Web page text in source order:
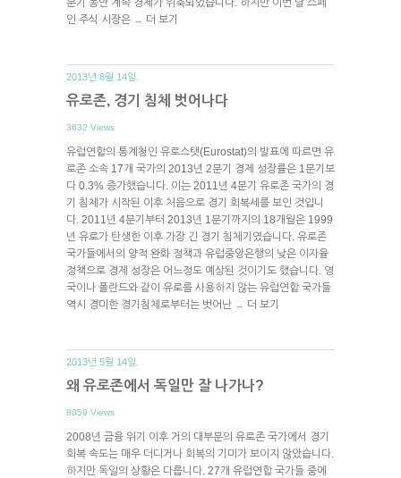
인 주식 시장은 → 더 보기
2013년 8월 14일.
유로존, 경기 침체 벗어나다
3632 Views
유럽연합의 통계청인 유로스탯(Eurostat)의 발표에 따르면 유
로존 소속 17개 국가의 2013년 2분기 경제 성장률은 1분기보
다 0.3% 증가했습니다. 이는 2011년 4분기 유로존 국가의 경
기 침체가 시작된 이후 처음으로 경기 회복세를 보인 것입니
다. 2011년 4분기부터 2013년 1분기까지의 18개월은 1999
년 유로가 탄생한 이후 가장 긴 경기 침체기였습니다. 유로존
국가들에서의 양적 완화 정책과 유럽중앙은행의 낮은 이자율
정책으로 경제 성장은 어느정도 예상된 것이기도 했습니다. 영
국이나 폴란드와 같이 유로를 사용하지 않는 유럽연합 국가들
역시 경미한 경기침체로부터는 벗어난 → 더 보기
2013년 5월 14일.
왜 유로존에서 독일만 잘 나가나?
8059 Views
2008년 금융 위기 이후 거의 대부분의 유로존 국가에서 경기
회복 속도는 매우 더디거나 회복의 기미가 보이지 않았습니다.
하지만 독일의 상황은 다릅니다. 27개 유럽연합 국가들 중에